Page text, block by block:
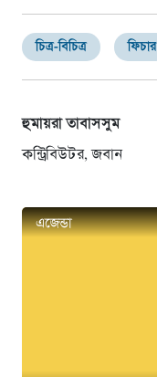
চিত্র-বিচিত্র ফিচার
হুমায়রা তাবাসসুম
কন্ট্রিবিউটর, জবান
এজেন্ডা